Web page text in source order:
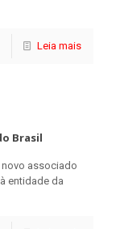
Leia mais
Brasil
novo associado
entidade da